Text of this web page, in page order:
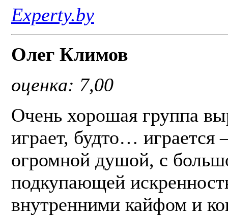
Experty.by
Олег Климов
оценка: 7,00
Очень хорошая группа
играет, будто… играется
огромной душой, с
подкупающей
внутренними кайфом и